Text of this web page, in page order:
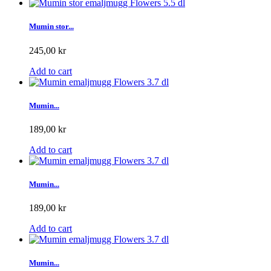
Mumin stor...
245,00 kr
Add to cart
Mumin...
189,00 kr
Add to cart
Mumin...
189,00 kr
Add to cart
Mumin...